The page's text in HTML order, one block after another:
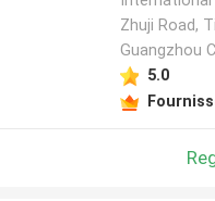
Zhuji Road,
Guangzhou
5.0